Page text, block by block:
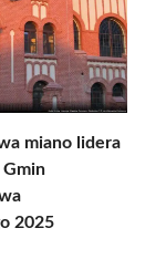
miano lidera
Gmin
2025